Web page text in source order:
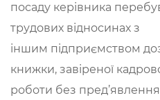
посаду керівника
трудових відносинах з
іншим підприємством
книжки, завіреної
роботи без пред’явлення